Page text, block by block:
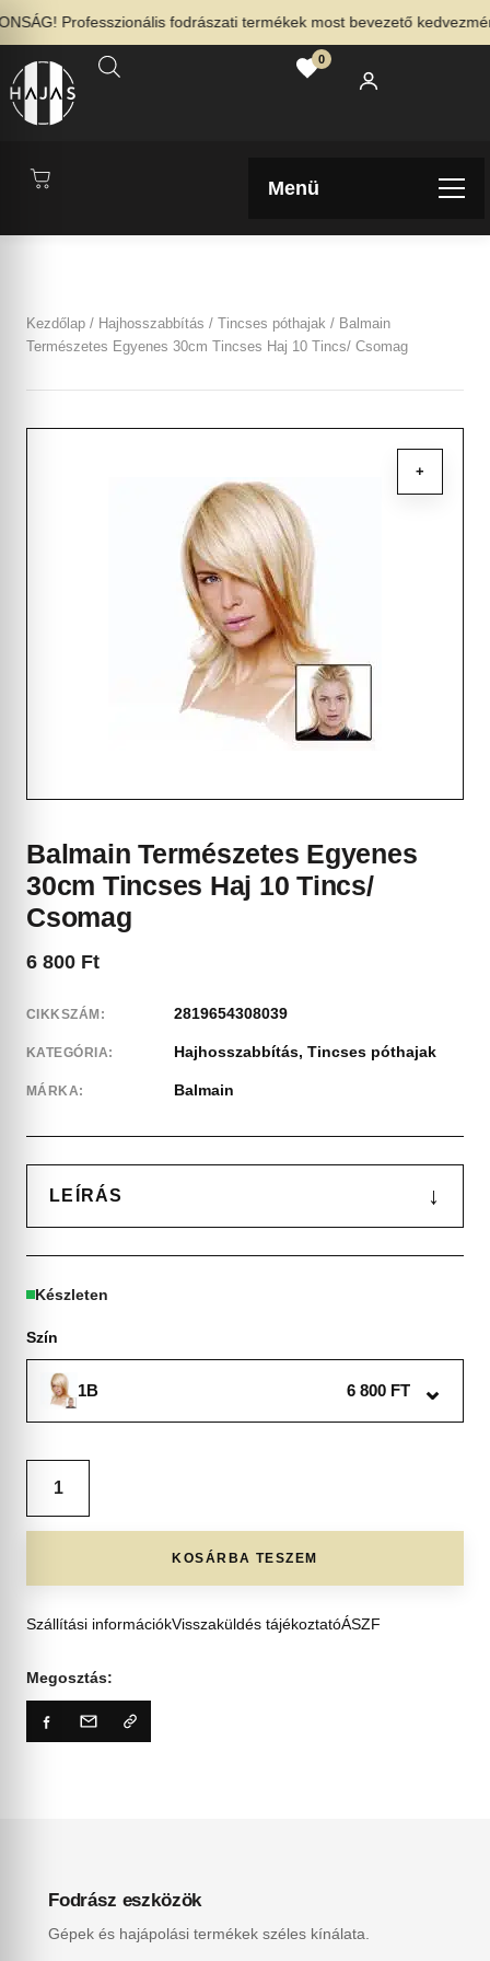
Professzionális fodrászati termékek most bevezető
0
Menü
Kezdőlap / Hajhosszabbítás / Tincses póthajak / Balmain
Természetes Egyenes 30cm Tincses Haj 10 Tincs/ Csomag
+
Balmain Természetes Egyenes
30cm Tincses Haj 10 Tincs/
Csomag
6 800 Ft
CIKKSZÁM: 2819654308039
KATEGÓRIA: Hajhosszabbítás, Tincses póthajak
MÁRKA: Balmain
LEÍRÁS ↓
Készleten
Szín
1B 6 800 FT ⌄
KOSÁRBA TESZEM
Szállítási információkVisszaküldés tájékoztatóÁSZF
Megosztás:
Fodrász eszközök
Gépek és hajápolási termékek széles kínálata.